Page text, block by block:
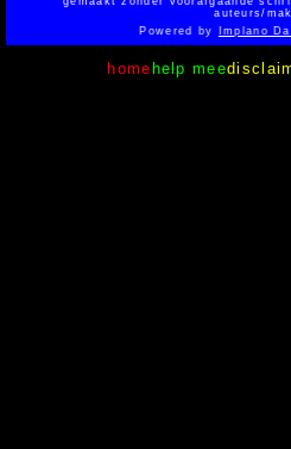
auteurs/
Powered by
home help mee